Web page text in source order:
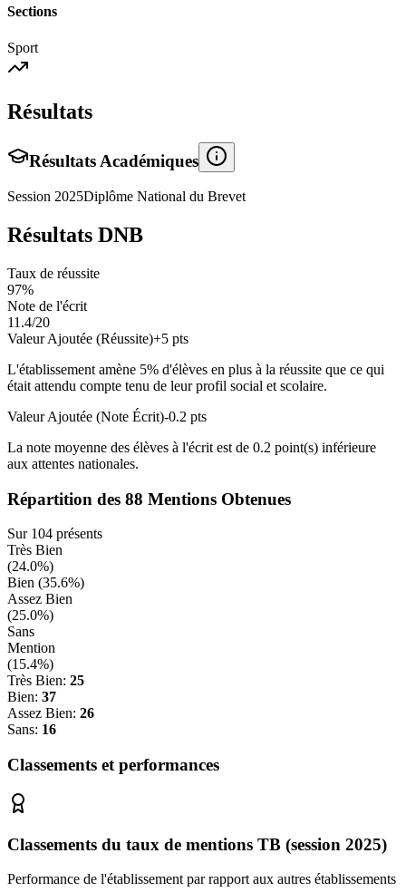
Sections
Sport
Résultats
Résultats Académiques
Session 2025Diplôme National du Brevet
Résultats DNB
Taux de réussite
97%
Note de l'écrit
11.4/20
Valeur Ajoutée (Réussite)+5 pts
L'établissement amène 5% d'élèves en plus à la réussite que ce qui
était attendu compte tenu de leur profil social et scolaire.
Valeur Ajoutée (Note Écrit)-0.2 pts
La note moyenne des élèves à l'écrit est de 0.2 point(s) inférieure
aux attentes nationales.
Répartition des 88 Mentions Obtenues
Sur 104 présents
Très Bien
(24.0%)
Bien (35.6%)
Assez Bien
(25.0%)
Sans
Mention
(15.4%)
Très Bien: 25
Bien: 37
Assez Bien: 26
Sans: 16
Classements et performances
Classements du taux de mentions TB (session 2025)
Performance de l'établissement par rapport aux autres établissements